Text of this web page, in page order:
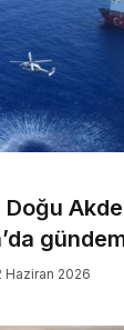
Haziran 2026